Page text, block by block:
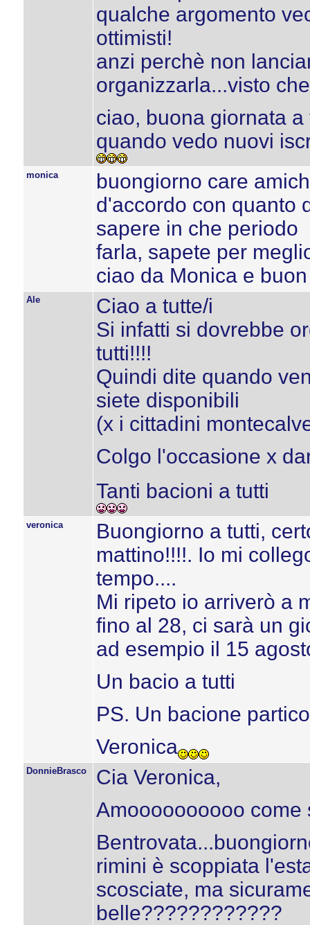
qualche argomento
ottimisti!
anzi perchè non
organizzarla...visto
ciao, buona giornata
quando vedo nuovi
monica
buongiorno care
d'accordo con quanto
sapere in che periodo
farla, sapete per
ciao da Monica e
Ale
Ciao a tutte/i
Si infatti si dovrebbe
tutti!!!!
Quindi dite quando
siete disponibili
(x i cittadini
Colgo l'occasione x
Tanti bacioni a tutti
veronica
Buongiorno a tutti,
mattino!!!!. Io mi
tempo....
Mi ripeto io arriverò a
fino al 28, ci sarà un
ad esempio il 15
Un bacio a tutti
PS. Un bacione
Veronica
DonnieBrasco
Cia Veronica,
Amoooooooooo come
rimini è scoppiata
scosciate, ma
belle????????????